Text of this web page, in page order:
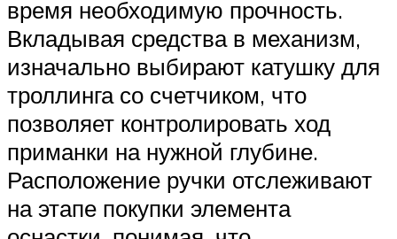
время необходимую прочность.
Вкладывая средства в механизм,
изначально выбирают катушку для
троллинга со счетчиком, что
позволяет контролировать ход
приманки на нужной глубине.
Расположение ручки отслеживают
на этапе покупки элемента